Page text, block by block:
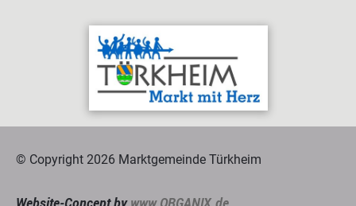
© Copyright 2026 Marktgemeinde Türkheim